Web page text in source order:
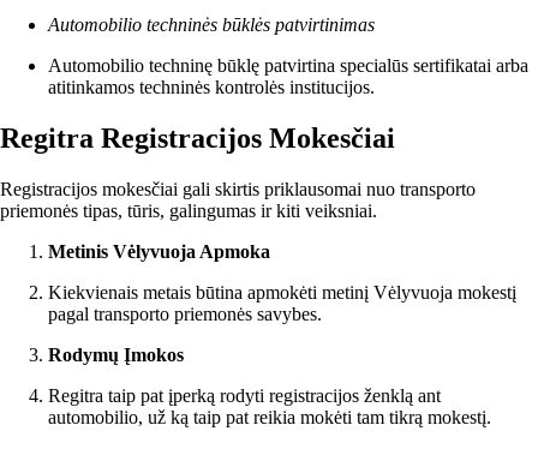
Automobilio techninės būklės patvirtinimas
Automobilio techninę būklę patvirtina specialūs sertifikatai arba
atitinkamos techninės kontrolės institucijos.
Regitra Registracijos Mokesčiai
Registracijos mokesčiai gali skirtis priklausomai nuo transporto
priemonės tipas, tūris, galingumas ir kiti veiksniai.
Metinis Vėlyvuoja Apmoka
Kiekvienais metais būtina apmokėti metinį Vėlyvuoja mokestį
pagal transporto priemonės savybes.
Rodymų Įmokos
Regitra taip pat įperką rodyti registracijos ženklą ant
automobilio, už ką taip pat reikia mokėti tam tikrą mokestį.